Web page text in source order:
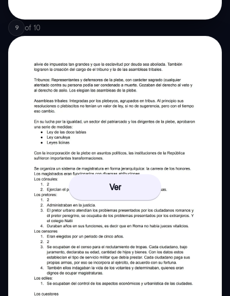
9 of 10
Ver